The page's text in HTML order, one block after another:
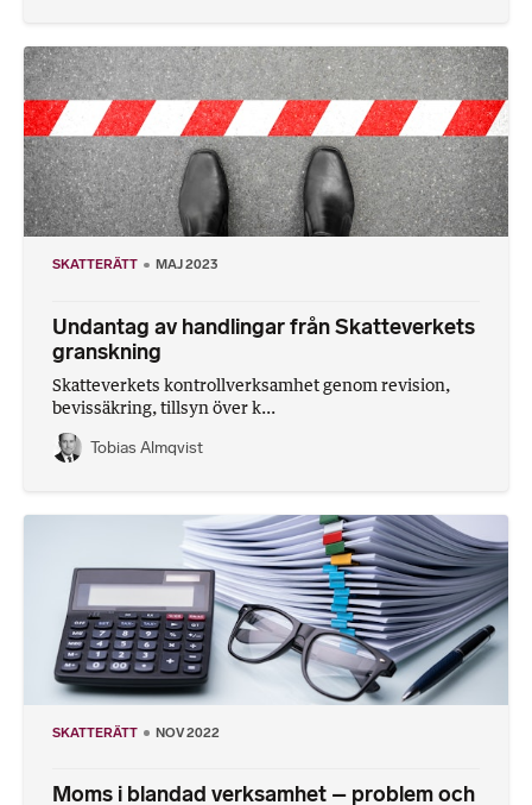
SKATTERÄTT MAJ 2023
Undantag av handlingar från Skatteverkets
granskning
Skatteverkets kontrollverksamhet genom revision,
bevissäkring, tillsyn över k...
Tobias Almqvist
SKATTERÄTT NOV 2022
Moms i blandad verksamhet – problem och